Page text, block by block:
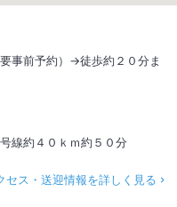
事前予約）→徒歩約２０分ま
線約４０ｋｍ約５０分
セス・送迎情報を詳しく見る